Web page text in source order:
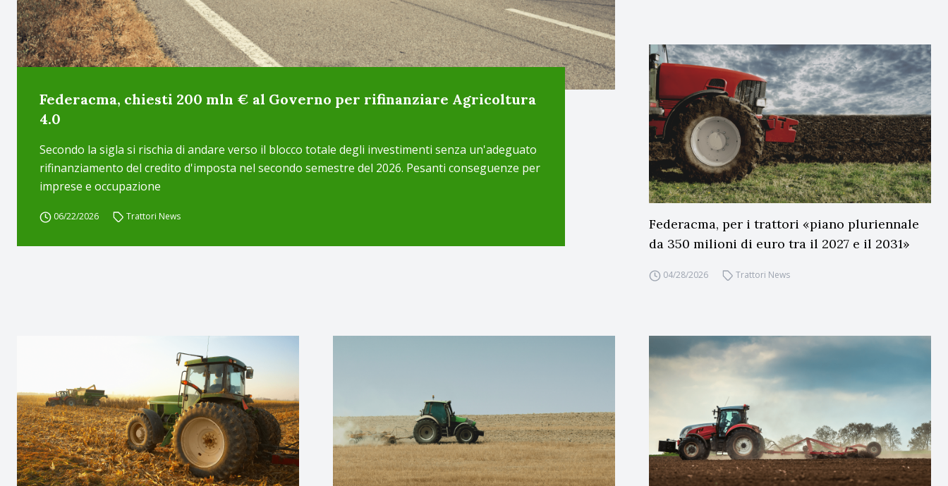
Federacma, chiesti 200 mln € al Governo per rifinanziare Agricoltura
4.0
Secondo la sigla si rischia di andare verso il blocco totale degli investimenti senza un'adeguato
rifinanziamento del credito d'imposta nel secondo semestre del 2026. Pesanti conseguenze per
imprese e occupazione
06/22/2026 Trattori News
Federacma, per i trattori «piano pluriennale
da 350 milioni di euro tra il 2027 e il 2031»
04/28/2026 Trattori News